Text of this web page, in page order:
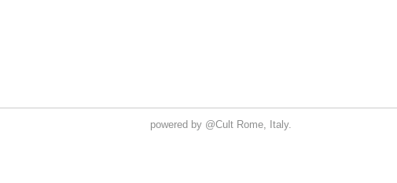
powered by @Cult Rome, Italy.